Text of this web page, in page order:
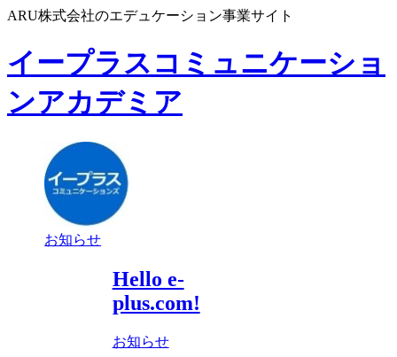
ARU株式会社のエデュケーション事業サイト
イープラスコミュニケーショ
ンアカデミア
お知らせ
Hello e-
plus.com!
お知らせ